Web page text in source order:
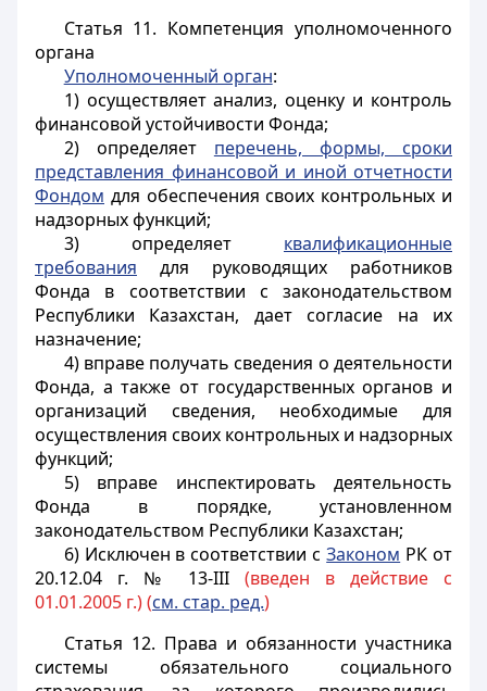
Статья 11. Компетенция уполномоченного
органа
Уполномоченный орган:
1) осуществляет анализ, оценку и контроль
финансовой устойчивости Фонда;
2) определяет перечень, формы, сроки
представления финансовой и иной отчетности
Фондом для обеспечения своих контрольных и
надзорных функций;
3) определяет квалификационные
требования для руководящих работников
Фонда в соответствии с законодательством
Республики Казахстан, дает согласие на их
назначение;
4) вправе получать сведения о деятельности
Фонда, а также от государственных органов и
организаций сведения, необходимые для
осуществления своих контрольных и надзорных
функций;
5) вправе инспектировать деятельность
Фонда в порядке, установленном
законодательством Республики Казахстан;
6) Исключен в соответствии сЗаконом РК от
20.12.04 г. № 13-III (введен в действие с
01.01.2005 г.) (см. стар. ред.)
Статья 12. Права и обязанности участника
системы обязательного социального